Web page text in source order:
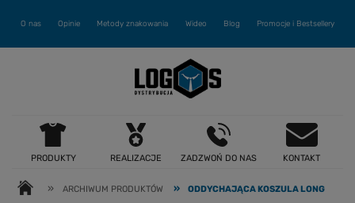
O nas Opinie Metody znakowania Wideo Blog Promocje i Bestsellery
PRODUKTY REALIZACJE ZADZWOŃ DO NAS KONTAKT
» ARCHIWUM PRODUKTÓW » ODDYCHAJĄCA KOSZULA LONG